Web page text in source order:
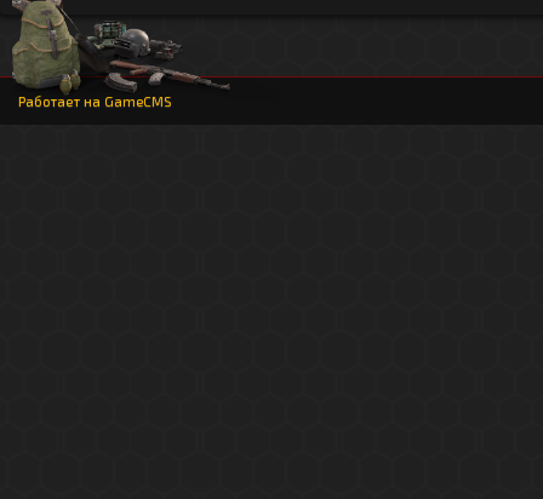
Работает на GameCMS